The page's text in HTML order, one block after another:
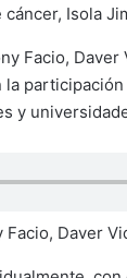
Isola
Facio, Daver
y
Daver